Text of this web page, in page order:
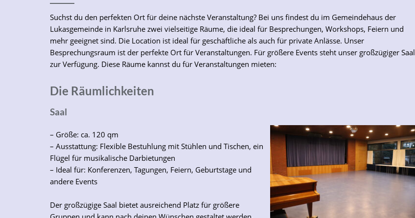
Suchst du den perfekten Ort für deine nächste Veranstaltung? Bei uns findest du im Gemeindehaus der
Lukasgemeinde in Karlsruhe zwei vielseitige Räume, die ideal für Besprechungen, Workshops, Feiern und
mehr geeignet sind. Die Location ist ideal für geschäftliche als auch für private Anlässe. Unser
Besprechungsraum ist der perfekte Ort für Veranstaltungen. Für größere Events steht unser großzügiger Saal
zur Verfügung. Diese Räume kannst du für Veranstaltungen mieten:
Die Räumlichkeiten
Saal
– Größe: ca. 120 qm
– Ausstattung: Flexible Bestuhlung mit Stühlen und Tischen, ein
Flügel für musikalische Darbietungen
– Ideal für: Konferenzen, Tagungen, Feiern, Geburtstage und
andere Events
Der großzügige Saal bietet ausreichend Platz für größere